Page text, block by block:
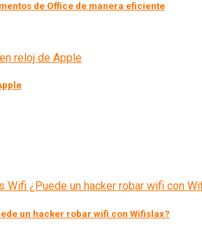
de Office de manera eficiente
un hacker robar wifi con Wifislax?